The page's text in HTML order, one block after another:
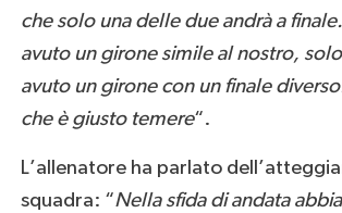
che solo una delle due andrà a
avuto un girone simile al nostro,
avuto un girone con un finale
che è giusto temere“.
L’allenatore ha parlato
squadra: “Nella sfida di andata